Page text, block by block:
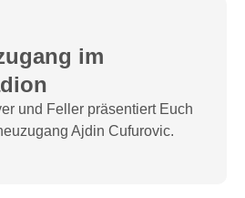
im
und Feller präsentiert Euch
Ajdin Cufurovic.